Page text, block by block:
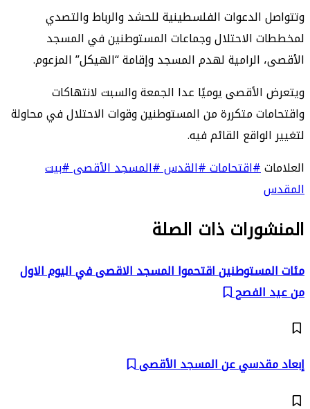
وتتواصل الدعوات الفلسطينية للحشد والرباط والتصدي
لمخططات الاحتلال وجماعات المستوطنين في المسجد
الأقصى، الرامية لهدم المسجد وإقامة “الهيكل” المزعوم.
ويتعرض الأقصى يوميًا عدا الجمعة والسبت لانتهاكات
واقتحامات متكررة من المستوطنين وقوات الاحتلال في محاولة
لتغيير الواقع القائم فيه.
العلامات#اقتحامات#القدس#المسجد الأقصى#بيت
المقدس
المنشورات ذات الصلة
مئات المستوطنين اقتحموا المسجد الاقصى في اليوم الاول
من عيد الفصح
إبعاد مقدسي عن المسجد الأقصى